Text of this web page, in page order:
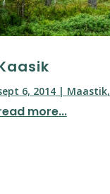
6, 2014| Maastik,
more...